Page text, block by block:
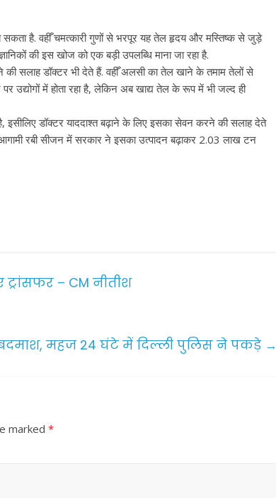
है. वहीँ चमत्कारी गुणों से भरपूर यह तेल हृदय और मस्तिष्क से जुड़े
की इस खोज को एक बड़ी उपलब्धि माना जा रहा है.
सलाह डॉक्टर भी देते हैं. वहीँ अलसी का तेल खाने के तमाम तेलों से
उद्योगों में होता रहा है, लेकिन अब खाद्य तेल के रूप में भी जल्द ही
इसीलिए डॉक्टर याददाश्त बढ़ाने के लिए इसका सेवन करने की सलाह देते
रबी सीजन में सरकार ने इसका उत्पादन बढ़ाकर 2.03 लाख टन
– CM नीतीश
महज 24 घंटे में दिल्ली पुलिस ने पकड़े →
marked *